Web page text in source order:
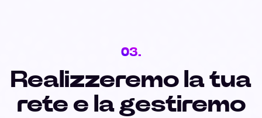
03.
Realizzeremo la tua
rete e la gestiremo